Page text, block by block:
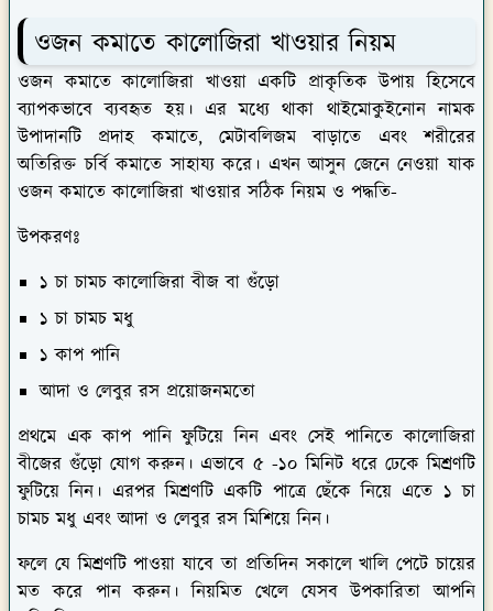
ওজন কমাতে কালোজিরা খাওয়ার নিয়ম
ওজন কমাতে কালোজিরা খাওয়া একটি প্রাকৃতিক উপায় হিসেবে
ব্যাপকভাবে ব্যবহৃত হয়। এর মধ্যে থাকা থাইমোকুইনোন নামক
উপাদানটি প্রদাহ কমাতে, মেটাবলিজম বাড়াতে এবং শরীরের
অতিরিক্ত চর্বি কমাতে সাহায্য করে। এখন আসুন জেনে নেওয়া যাক
ওজন কমাতে কালোজিরা খাওয়ার সঠিক নিয়ম ও পদ্ধতি-
উপকরণঃ
১ চা চামচ কালোজিরা বীজ বা গুঁড়ো
১ চা চামচ মধু
১ কাপ পানি
আদা ও লেবুর রস প্রয়োজনমতো
প্রথমে এক কাপ পানি ফুটিয়ে নিন এবং সেই পানিতে কালোজিরা
বীজের গুঁড়ো যোগ করুন। এভাবে ৫ -১০ মিনিট ধরে ঢেকে মিশ্রণটি
ফুটিয়ে নিন। এরপর মিশ্রণটি একটি পাত্রে ছেঁকে নিয়ে এতে ১ চা
চামচ মধু এবং আদা ও লেবুর রস মিশিয়ে নিন।
ফলে যে মিশ্রণটি পাওয়া যাবে তা প্রতিদিন সকালে খালি পেটে চায়ের
মত করে পান করুন। নিয়মিত খেলে যেসব উপকারিতা আপনি